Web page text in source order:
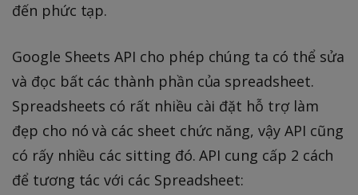
đến phức tạp.
Google Sheets API cho phép chúng ta có thể sửa
và đọc bất các thành phần của spreadsheet.
Spreadsheets có rất nhiều cài đặt hỗ trợ làm
đẹp cho nó và các sheet chức năng, vậy API cũng
có rấy nhiều các sitting đó. API cung cấp 2 cách
để tương tác với các Spreadsheet: